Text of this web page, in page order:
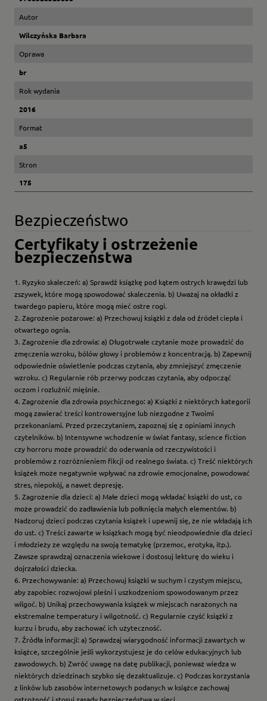
Autor
Wilczyńska Barbara
Oprawa
br
Rok wydania
2016
Format
a5
Stron
175
Bezpieczeństwo
Certyfikaty i ostrzeżenie
bezpieczeństwa
1. Ryzyko skaleczeń: a) Sprawdź książkę pod kątem ostrych krawędzi lub
zszywek, które mogą spowodować skaleczenia. b) Uważaj na okładki z
twardego papieru, które mogą mieć ostre rogi.
2. Zagrożenie pożarowe: a) Przechowuj książki z dala od źródeł ciepła i
otwartego ognia.
3. Zagrożenie dla zdrowia: a) Długotrwałe czytanie może prowadzić do
zmęczenia wzroku, bólów głowy i problemów z koncentracją. b) Zapewnij
odpowiednie oświetlenie podczas czytania, aby zmniejszyć zmęczenie
wzroku. c) Regularnie rób przerwy podczas czytania, aby odpocząć
oczom i rozluźnić mięśnie.
4. Zagrożenie dla zdrowia psychicznego: a) Książki z niektórych kategorii
mogą zawierać treści kontrowersyjne lub niezgodne z Twoimi
przekonaniami. Przed przeczytaniem, zapoznaj się z opiniami innych
czytelników. b) Intensywne wchodzenie w świat fantasy, science fiction
czy horroru może prowadzić do oderwania od rzeczywistości i
problemów z rozróżnieniem fikcji od realnego świata. c) Treść niektórych
książek może negatywnie wpływać na zdrowie emocjonalne, powodować
stres, niepokój, a nawet depresję.
5. Zagrożenie dla dzieci: a) Małe dzieci mogą wkładać książki do ust, co
może prowadzić do zadławienia lub połknięcia małych elementów. b)
Nadzoruj dzieci podczas czytania książek i upewnij się, że nie wkładają ich
do ust. c) Treści zawarte w książkach mogą być nieodpowiednie dla dzieci
i młodzieży ze względu na swoją tematykę (przemoc, erotyka, itp.).
Zawsze sprawdzaj oznaczenia wiekowe i dostosuj lekturę do wieku i
dojrzałości dziecka.
6. Przechowywanie: a) Przechowuj książki w suchym i czystym miejscu,
aby zapobiec rozwojowi pleśni i uszkodzeniom spowodowanym przez
wilgoć. b) Unikaj przechowywania książek w miejscach narażonych na
ekstremalne temperatury i wilgotność. c) Regularnie czyść książki z
kurzu i brudu, aby zachować ich użyteczność.
7. Źródła informacji: a) Sprawdzaj wiarygodność informacji zawartych w
książce, szczególnie jeśli wykorzystujesz je do celów edukacyjnych lub
zawodowych. b) Zwróć uwagę na datę publikacji, ponieważ wiedza w
niektórych dziedzinach szybko się dezaktualizuje. c) Podczas korzystania
z linków lub zasobów internetowych podanych w książce zachowaj